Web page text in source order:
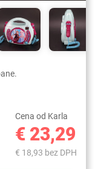
Cena od Karla
€ 23,29
€ 18,93 bez DPH